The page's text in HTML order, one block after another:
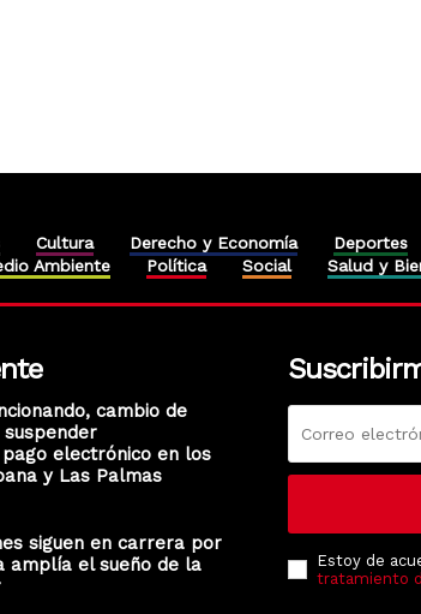
Cultura Derecho y Economía Deportes
Ambiente Política Social Salud y
cambio de
electrónico en los
y Las Palmas
siguen en carrera por
amplía el sueño de la
Estoy de
tratamiento